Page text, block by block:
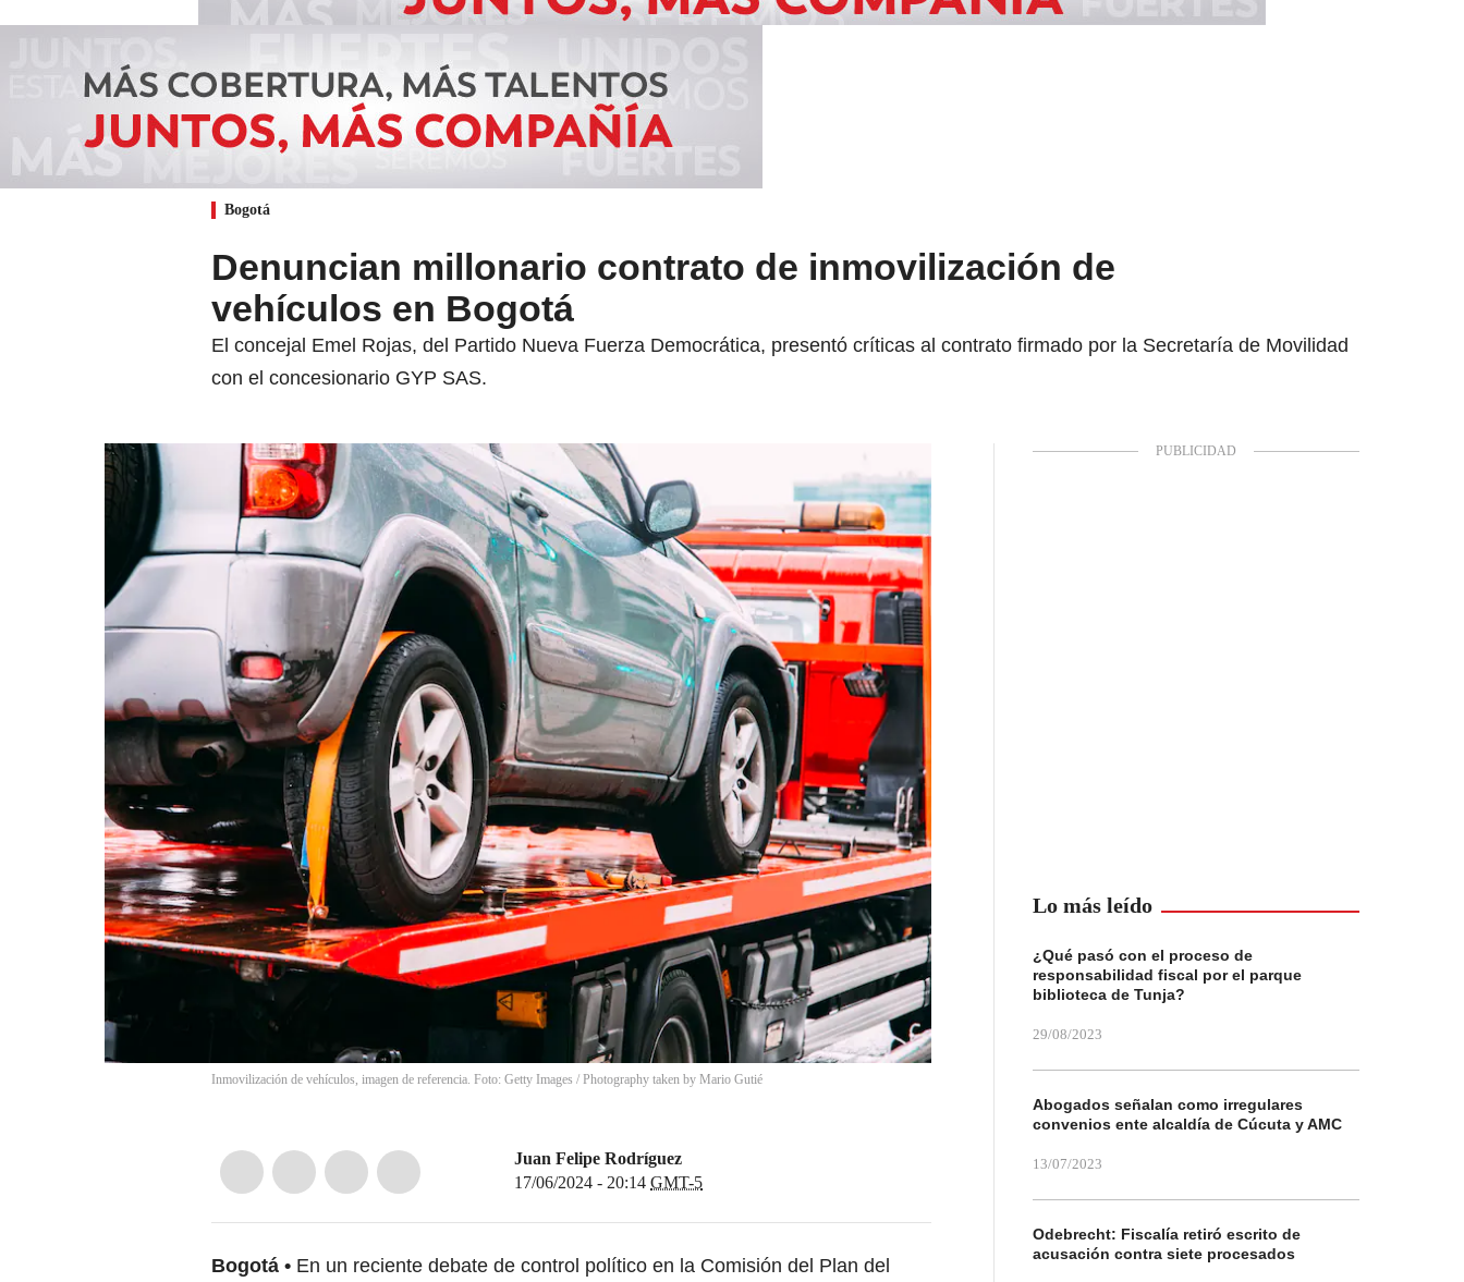
Bogotá
Denuncian millonario contrato de inmovilización de
vehículos en Bogotá
El concejal Emel Rojas, del Partido Nueva Fuerza Democrática, presentó críticas al contrato firmado por la Secretaría de Movilidad
con el concesionario GYP SAS.
Inmovilización de vehículos, imagen de referencia. Foto: Getty Images / Photography taken by Mario Gutié
Juan Felipe Rodríguez
17/06/2024 - 20:14 GMT-5
Bogotá
En un reciente debate de control político en la Comisión del Plan del
Lo más leído
¿Qué pasó con el proceso de
responsabilidad fiscal por el parque
biblioteca de Tunja?
29/08/2023
Abogados señalan como irregulares
convenios ente alcaldía de Cúcuta y AMC
13/07/2023
Odebrecht: Fiscalía retiró escrito de
acusación contra siete procesados